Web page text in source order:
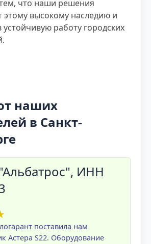
что наши решения
этому высокому наследию и
устойчивую работу городских
наших
в Санкт-
ИНН
поставила нам
Астера S22. Оборудование